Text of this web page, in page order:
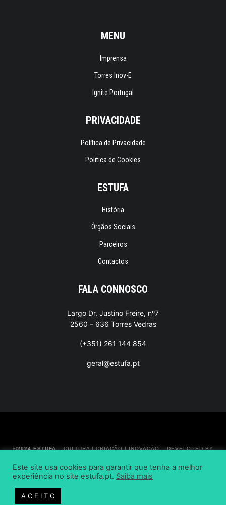
MENU
Imprensa
Torres Inov-E
Ignite Portugal
PRIVACIDADE
Política de Privacidade
Politica de Cookies
ESTUFA
História
Órgãos Sociais
Parceiros
Contactos
FALA CONNOSCO
Largo Dr. Justino Freire, nº7
2560 – 636 Torres Vedras
(+351) 261 144 854
geral@estufa.pt
©2024 ESTUFA – CULTURA | CRIAÇÃO | INOVAÇÃO – DEVELOPED BY
Este site usa cookies para garantir que tenha a melhor
experiência no site estufa.pt. Saiba mais
A C E I T O